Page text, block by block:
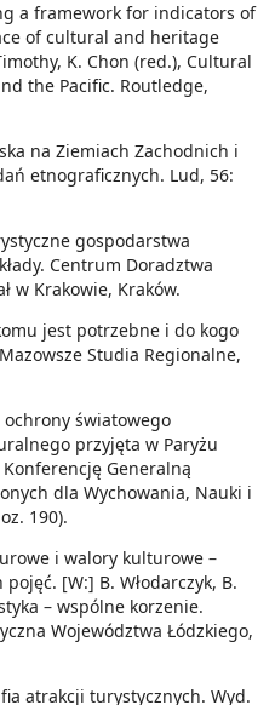
a framework for indicators of
of cultural and heritage
K. Chon (red.), Cultural
the Pacific. Routledge,
na Ziemiach Zachodnich i
etnograficznych. Lud, 56:
gospodarstwa
Centrum Doradztwa
w Krakowie, Kraków.
jest potrzebne i do kogo
Studia Regionalne,
ochrony światowego
przyjęta w Paryżu
Generalną
dla Wychowania, Nauki i
190).
i walory kulturowe –
[W:] B. Włodarczyk, B.
– wspólne korzenie.
Województwa Łódzkiego,
atrakcji turystycznych. Wyd.